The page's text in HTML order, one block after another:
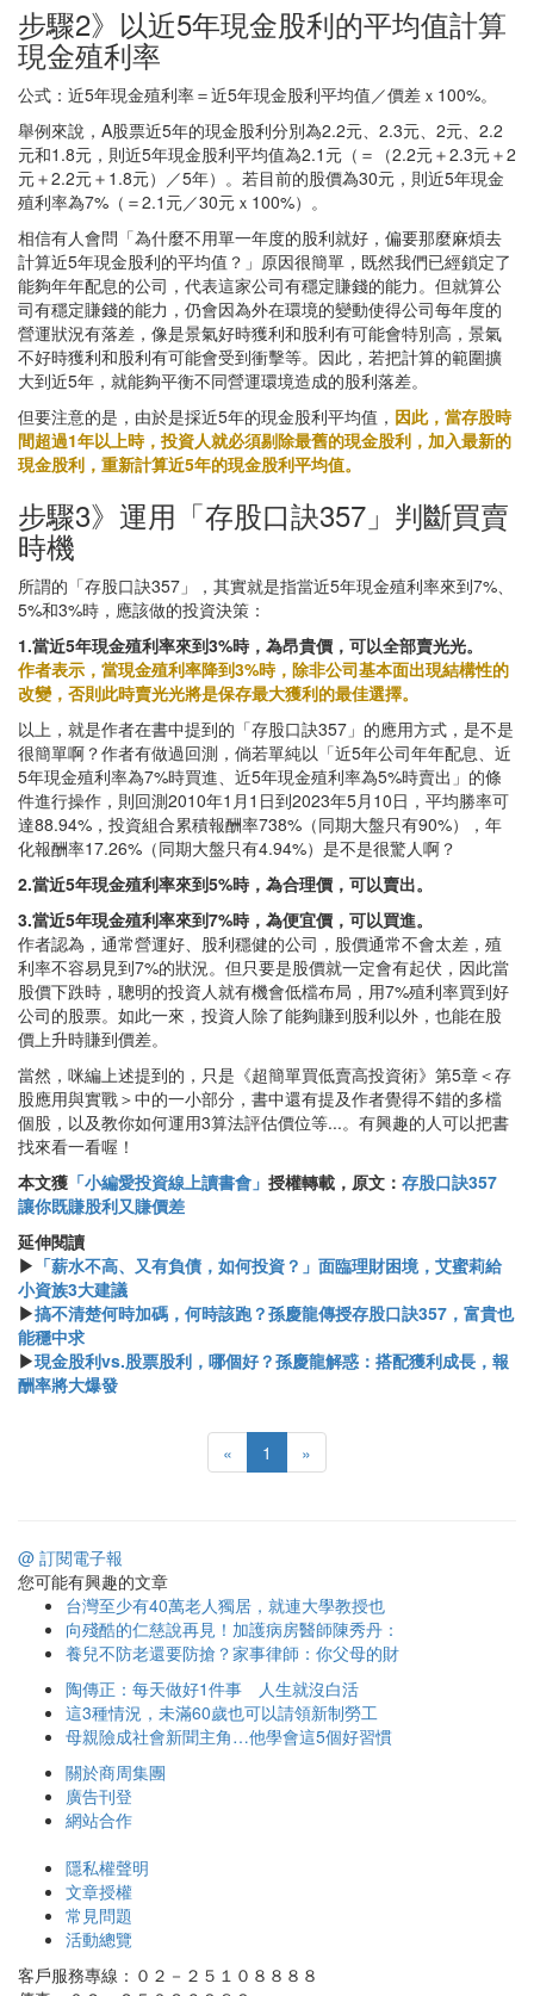
步驟2》以近5年現金股利的平均值計算
現金殖利率
公式：近5年現金殖利率＝近5年現金股利平均值／價差ｘ100%。
舉例來說，A股票近5年的現金股利分別為2.2元、2.3元、2元、2.2
元和1.8元，則近5年現金股利平均值為2.1元（＝（2.2元＋2.3元＋2
元＋2.2元＋1.8元）／5年）。若目前的股價為30元，則近5年現金
殖利率為7%（＝2.1元／30元ｘ100%）。
相信有人會問「為什麼不用單一年度的股利就好，偏要那麼麻煩去
計算近5年現金股利的平均值？」原因很簡單，既然我們已經鎖定了
能夠年年配息的公司，代表這家公司有穩定賺錢的能力。但就算公
司有穩定賺錢的能力，仍會因為外在環境的變動使得公司每年度的
營運狀況有落差，像是景氣好時獲利和股利有可能會特別高，景氣
不好時獲利和股利有可能會受到衝擊等。因此，若把計算的範圍擴
大到近5年，就能夠平衡不同營運環境造成的股利落差。
但要注意的是，由於是採近5年的現金股利平均值， 因此，當存股時
間超過1年以上時，投資人就必須剔除最舊的現金股利，加入最新的
現金股利，重新計算近5年的現金股利平均值。
步驟3》運用「存股口訣357」判斷買賣
時機
所謂的「存股口訣357」，其實就是指當近5年現金殖利率來到7%、
5%和3%時，應該做的投資決策：
1.當近5年現金殖利率來到3%時，為昂貴價，可以全部賣光光。
作者表示，當現金殖利率降到3%時，除非公司基本面出現結構性的
改變，否則此時賣光光將是保存最大獲利的最佳選擇。
以上，就是作者在書中提到的「存股口訣357」的應用方式，是不是
很簡單啊？作者有做過回測，倘若單純以「近5年公司年年配息、近
5年現金殖利率為7%時買進、近5年現金殖利率為5%時賣出」的條
件進行操作，則回測2010年1月1日到2023年5月10日，平均勝率可
達88.94%，投資組合累積報酬率738%（同期大盤只有90%），年
化報酬率17.26%（同期大盤只有4.94%）是不是很驚人啊？
2.當近5年現金殖利率來到5%時，為合理價，可以賣出。
3.當近5年現金殖利率來到7%時，為便宜價，可以買進。
作者認為，通常營運好、股利穩健的公司，股價通常不會太差，殖
利率不容易見到7%的狀況。但只要是股價就一定會有起伏，因此當
股價下跌時，聰明的投資人就有機會低檔布局，用7%殖利率買到好
公司的股票。如此一來，投資人除了能夠賺到股利以外，也能在股
價上升時賺到價差。
當然，咪編上述提到的，只是《超簡單買低賣高投資術》第5章＜存
股應用與實戰＞中的一小部分，書中還有提及作者覺得不錯的多檔
個股，以及教你如何運用3算法評估價位等...。有興趣的人可以把書
找來看一看喔！
本文獲 「小編愛投資線上讀書會」 授權轉載，原文： 存股口訣357
讓你既賺股利又賺價差
延伸閱讀
▶ 「薪水不高、又有負債，如何投資？」面臨理財困境，艾蜜莉給
小資族3大建議
▶搞不清楚何時加碼，何時該跑？孫慶龍傳授存股口訣357，富貴也
能穩中求
▶現金股利vs.股票股利，哪個好？孫慶龍解惑：搭配獲利成長，報
酬率將大爆發
« 1 »
@ 訂閱電子報
您可能有興趣的文章
台灣至少有40萬老人獨居，就連大學教授也
向殘酷的仁慈說再見！加護病房醫師陳秀丹：
養兒不防老還要防搶？家事律師：你父母的財
陶傳正：每天做好1件事 人生就沒白活
這3種情況，未滿60歲也可以請領新制勞工
母親險成社會新聞主角…他學會這5個好習慣
關於商周集團
廣告刊登
網站合作
隱私權聲明
文章授權
常見問題
活動總覽
客戶服務專線：０２－２５１０８８８８